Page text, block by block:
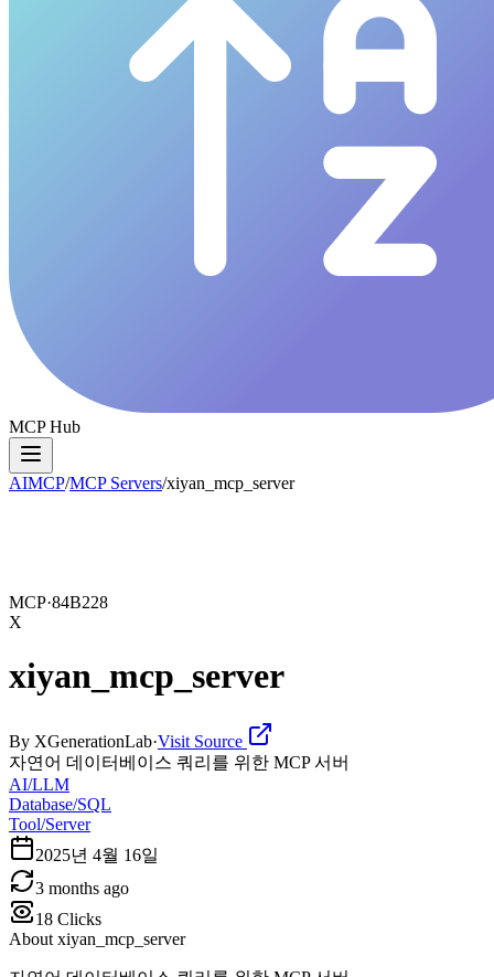
MCP Hub
AIMCP/MCP Servers/xiyan_mcp_server
MCP·84B228
X
xiyan_mcp_server
By XGenerationLab·Visit Source
자연어 데이터베이스 쿼리를 위한 MCP 서버
AI/LLM
Database/SQL
Tool/Server
2025년 4월 16일
3 months ago
18 Clicks
About xiyan_mcp_server